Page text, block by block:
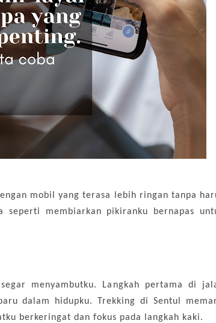
mobil yang terasa lebih ringan tanpa
seperti membiarkan pikiranku bernapas
menyambutku. Langkah pertama di
dalam hidupku. Trekking di Sentul
berkeringat dan fokus pada langkah kaki.